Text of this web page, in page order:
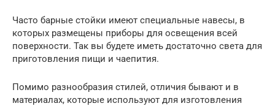
Часто барные стойки имеют специальные навесы, в
которых размещены приборы для освещения всей
поверхности. Так вы будете иметь достаточно света для
приготовления пищи и чаепития.
Помимо разнообразия стилей, отличия бывают и в
материалах, которые используют для изготовления